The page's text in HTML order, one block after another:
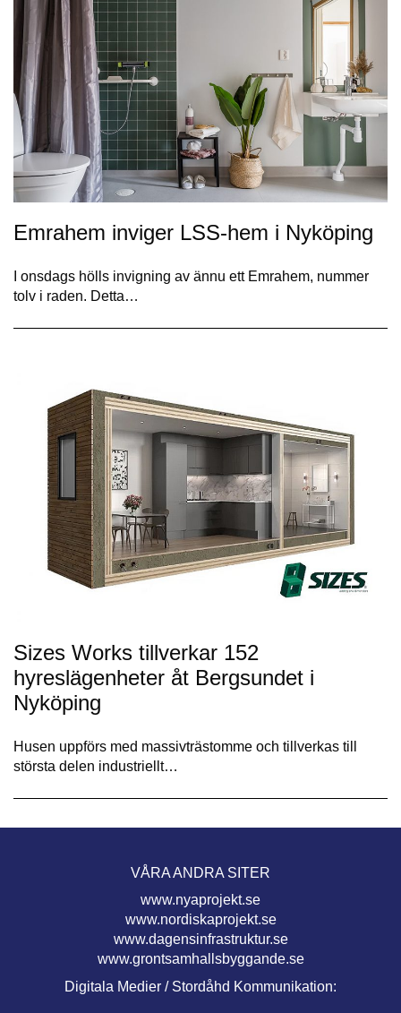
Emrahem inviger LSS-hem i Nyköping
I onsdags hölls invigning av ännu ett Emrahem, nummer
tolv i raden. Detta…
Sizes Works tillverkar 152
hyreslägenheter åt Bergsundet i
Nyköping
Husen uppförs med massivträstomme och tillverkas till
största delen industriellt…
VÅRA ANDRA SITER
www.nyaprojekt.se
www.nordiskaprojekt.se
www.dagensinfrastruktur.se
www.grontsamhallsbyggande.se
Digitala Medier / Stordåhd Kommunikation: